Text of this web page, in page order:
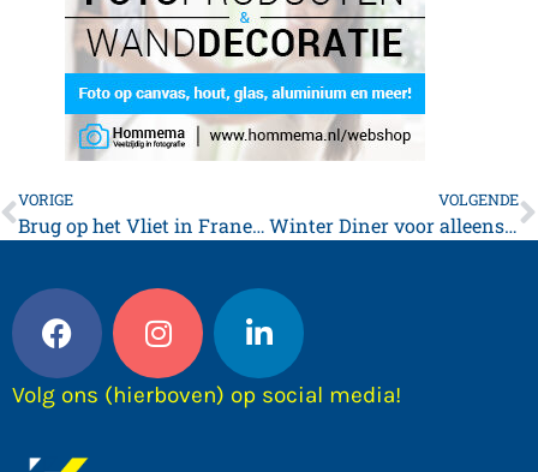
VORIGE
Brug op het Vliet in Franeker feestelijk in het licht gezet
VOLGENDE
Winter Diner voor alleenstaanden, met live muziek
Volg ons (hierboven) op social media!